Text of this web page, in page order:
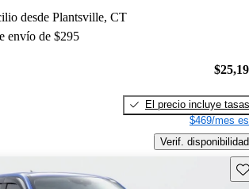
desde Plantsville, CT
envío de $295
El precio incluye tasas
$469/mes
Verif. disponibilidad